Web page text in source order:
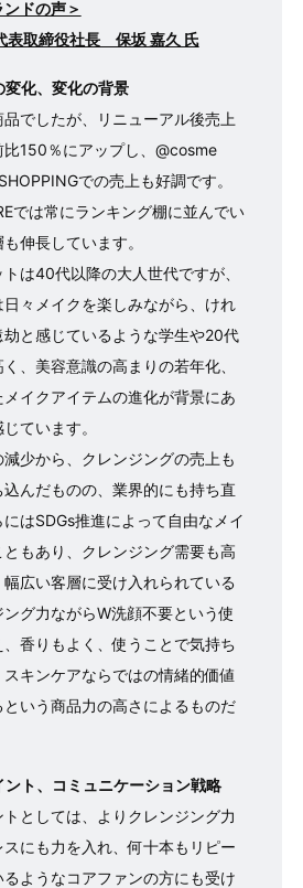
ドの声＞
表取締役社⻑ 保坂 嘉久 ⽒
化、変化の背景
でしたが、リニューアル後売上
150％にアップし、@cosme
での売上も好調です。
では常にランキング棚に並んでい
伸長しています。
は40代以降の大人世代ですが、
々メイクを楽しみながら、けれ
劫と感じているような学生や20代
、美容意識の高まりの若年化、
イクアイテムの進化が背景にあ
ています。
減少から、クレンジングの売上も
んだものの、業界的にも持ち直
はSDGs推進によって自由なメイ
もあり、クレンジング需要も高
広い客層に受け入れられている
グ力ながらW洗顔不要という使
香りもよく、使うことで気持ち
キンケアならではの情緒的価値
いう商品力の高さによるものだ
ト、コミュニケーション戦略
としては、よりクレンジング力
にも力を入れ、何十本もリピー
るようなコアファンの方にも受け